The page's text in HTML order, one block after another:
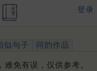
登录
似句子 同韵作品
免有误，仅供参考。